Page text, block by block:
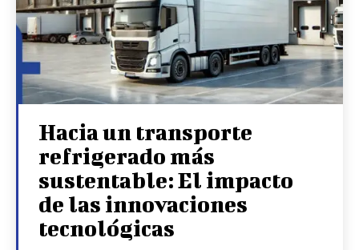
Hacia un transporte
refrigerado más
sustentable: El impacto
de las innovaciones
tecnológicas